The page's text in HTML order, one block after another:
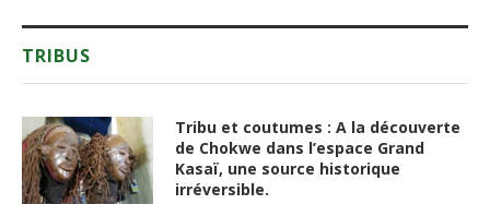
TRIBUS
Tribu et coutumes : A la découverte
de Chokwe dans l’espace Grand
Kasaï, une source historique
irréversible.